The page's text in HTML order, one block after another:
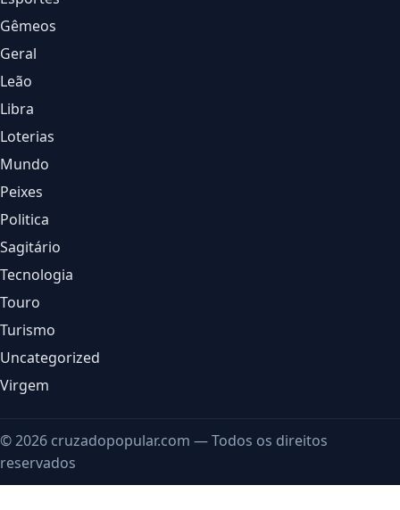
Gêmeos
Geral
Leão
Libra
Loterias
Mundo
Peixes
Politica
Sagitário
Tecnologia
Touro
Turismo
Uncategorized
Virgem
© 2026 cruzadopopular.com — Todos os direitos
reservados